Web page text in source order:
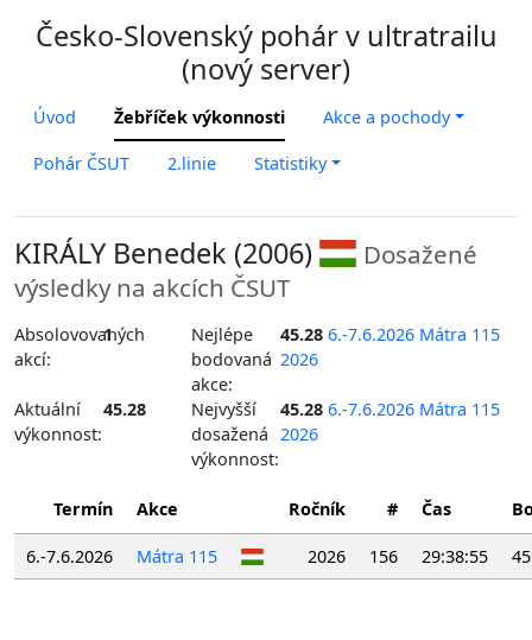
Česko-Slovenský pohár v ultratrailu
(nový server)
Úvod Žebříček výkonnosti Akce a pochody
Pohár ČSUT 2.linie Statistiky
KIRÁLY Benedek (2006)
Dosažené
výsledky na akcích ČSUT
Absolovovaných
akcí:
1
Nejlépe
bodovaná
akce:
45.28 6.-7.6.2026 Mátra 115
2026
Aktuální
výkonnost:
45.28
Nejvyšší
dosažená
výkonnost:
45.28 6.-7.6.2026 Mátra 115
2026
Termín Akce Ročník # Čas
6.-7.6.2026 Mátra 115 2026 156 29:38:55